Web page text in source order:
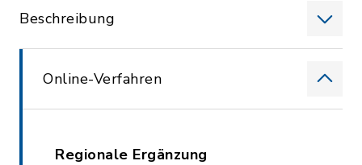
Beschreibung
Online-Verfahren
Regionale Ergänzung